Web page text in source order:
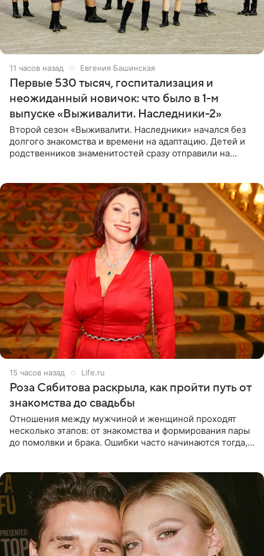
11 часов назад Евгения Башинская
Первые 530 тысяч, госпитализация и
неожиданный новичок: что было в 1-м
выпуске «Выживалити. Наследники-2»
Второй сезон «Выживалити. Наследники» начался без
долгого знакомства и времени на адаптацию. Детей и
родственников знаменитостей сразу отправили на
15 часов назад Life.ru
Роза Сябитова раскрыла, как пройти путь от
знакомства до свадьбы
Отношения между мужчиной и женщиной проходят
несколько этапов: от знакомства и формирования пары
до помолвки и брака. Ошибки часто начинаются тогда,